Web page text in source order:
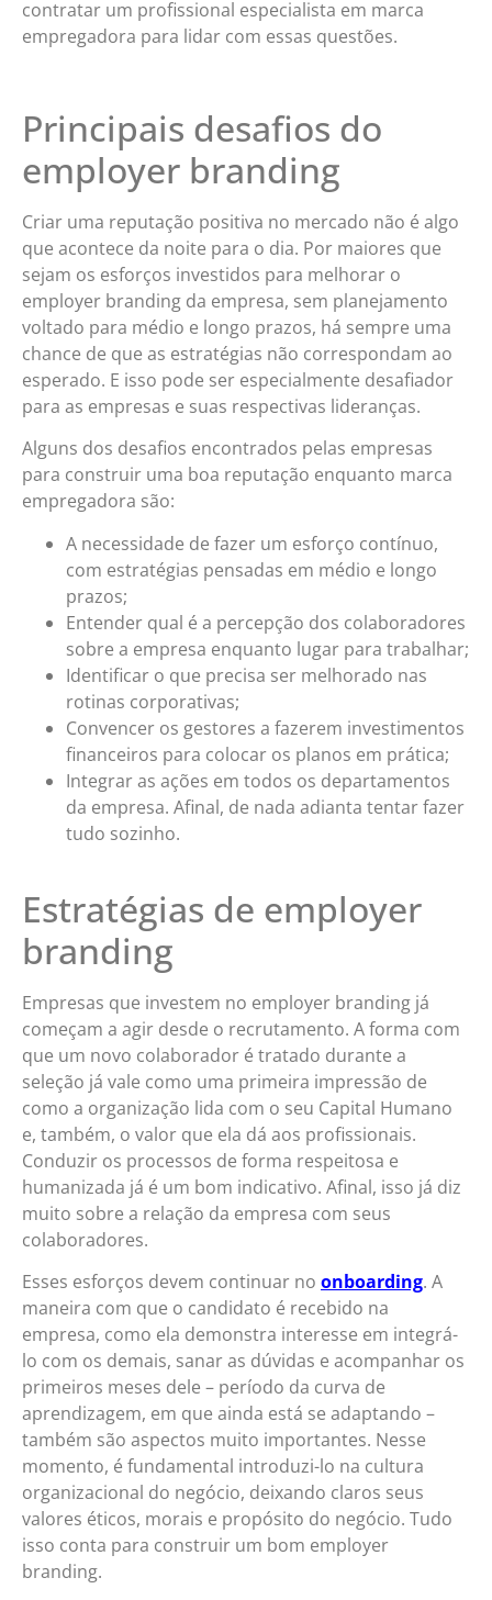
contratar um profissional especialista em marca
empregadora para lidar com essas questões.
Principais desafios do
employer branding
Criar uma reputação positiva no mercado não é algo
que acontece da noite para o dia. Por maiores que
sejam os esforços investidos para melhorar o
employer branding da empresa, sem planejamento
voltado para médio e longo prazos, há sempre uma
chance de que as estratégias não correspondam ao
esperado. E isso pode ser especialmente desafiador
para as empresas e suas respectivas lideranças.
Alguns dos desafios encontrados pelas empresas
para construir uma boa reputação enquanto marca
empregadora são:
A necessidade de fazer um esforço contínuo,
com estratégias pensadas em médio e longo
prazos;
Entender qual é a percepção dos colaboradores
sobre a empresa enquanto lugar para trabalhar;
Identificar o que precisa ser melhorado nas
rotinas corporativas;
Convencer os gestores a fazerem investimentos
financeiros para colocar os planos em prática;
Integrar as ações em todos os departamentos
da empresa. Afinal, de nada adianta tentar fazer
tudo sozinho.
Estratégias de employer
branding
Empresas que investem no employer branding já
começam a agir desde o recrutamento. A forma com
que um novo colaborador é tratado durante a
seleção já vale como uma primeira impressão de
como a organização lida com o seu Capital Humano
e, também, o valor que ela dá aos profissionais.
Conduzir os processos de forma respeitosa e
humanizada já é um bom indicativo. Afinal, isso já diz
muito sobre a relação da empresa com seus
colaboradores.
Esses esforços devem continuar no onboarding. A
maneira com que o candidato é recebido na
empresa, como ela demonstra interesse em integrá-
lo com os demais, sanar as dúvidas e acompanhar os
primeiros meses dele – período da curva de
aprendizagem, em que ainda está se adaptando –
também são aspectos muito importantes. Nesse
momento, é fundamental introduzi-lo na cultura
organizacional do negócio, deixando claros seus
valores éticos, morais e propósito do negócio. Tudo
isso conta para construir um bom employer
branding.